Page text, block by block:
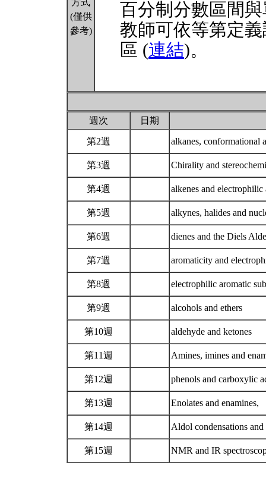
方式
(僅供
參考)
百分制分數區間
教師可依等第定
區 (連結)。
週次 日期
第2週 alkanes, conformational
第3週 Chirality and
第4週 alkenes and
第5週 alkynes, halides and
第6週 dienes and the Diels
第7週 aromaticity and
第8週 electrophilic aromatic
第9週 alcohols and ethers
第10週 aldehyde and ketones
第11週 Amines, imines and
第12週 phenols and carboxylic
第13週 Enolates and enamines,
第14週 Aldol condensations
第15週 NMR and IR